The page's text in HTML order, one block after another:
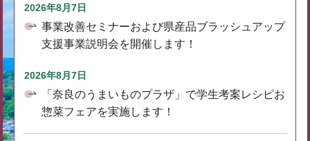
2026年8月7日
事業改善セミナーおよび県産品ブラッシュアップ
支援事業説明会を開催します！
2026年8月7日
「奈良のうまいものプラザ」で学生考案レシピお
惣菜フェアを実施します！